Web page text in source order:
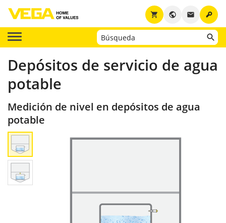
key
email
public
shopping_cart
Depósitos de servicio de agua
potable
Medición de nivel en depósitos de agua
potable